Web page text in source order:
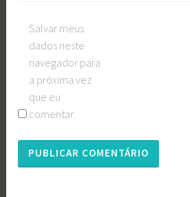
Salvar meus
dados neste
navegador para
a próxima vez
que eu
comentar.